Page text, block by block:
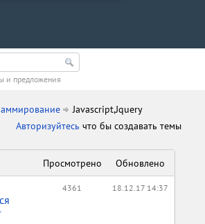
и предложения
Javascript,Jquery
Авторизуйтесь что бы создавать темы
Просмотрено Обновлено
4361 18.12.17 14:37